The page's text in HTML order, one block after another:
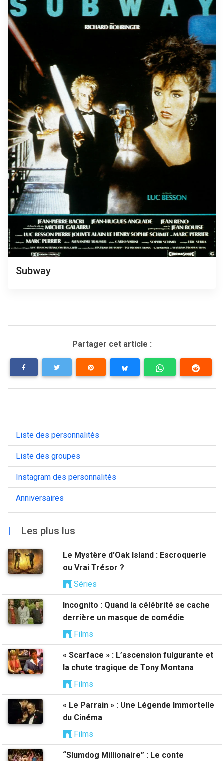
Subway
Partager cet article :
Liste des personnalités
Liste des groupes
Instagram des personnalités
Anniversaires
| Les plus lus
Le Mystère d’Oak Island : Escroquerie
ou Vrai Trésor ?
Séries
Incognito : Quand la célébrité se cache
derrière un masque de comédie
Films
« Scarface » : L’ascension fulgurante et
la chute tragique de Tony Montana
Films
« Le Parrain » : Une Légende Immortelle
du Cinéma
Films
“Slumdog Millionaire” : Le conte